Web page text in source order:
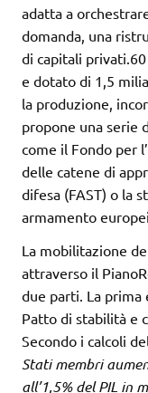
adatta a
domanda, una
di capitali privati.60
e dotato di 1,5
la produzione,
propone una serie
come il Fondo per
delle catene di
difesa (FAST) o la
armamento
La mobilitazione
attraverso il
due parti. La prima
Patto di stabilità e
Secondo i calcoli
Stati membri
all’1,5% del PIL in